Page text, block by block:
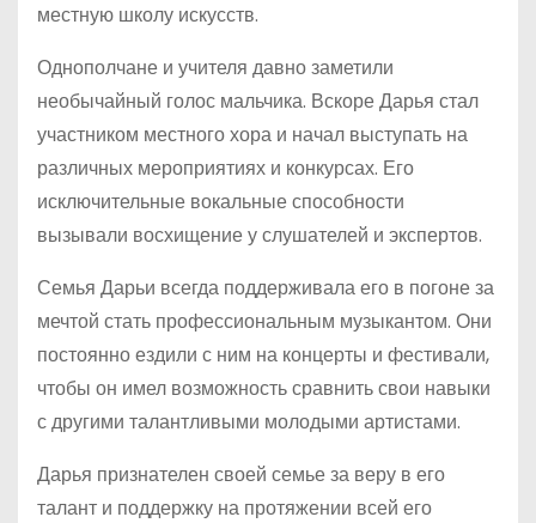
местную школу искусств.
Однополчане и учителя давно заметили
необычайный голос мальчика. Вскоре Дарья стал
участником местного хора и начал выступать на
различных мероприятиях и конкурсах. Его
исключительные вокальные способности
вызывали восхищение у слушателей и экспертов.
Семья Дарьи всегда поддерживала его в погоне за
мечтой стать профессиональным музыкантом. Они
постоянно ездили с ним на концерты и фестивали,
чтобы он имел возможность сравнить свои навыки
с другими талантливыми молодыми артистами.
Дарья признателен своей семье за веру в его
талант и поддержку на протяжении всей его